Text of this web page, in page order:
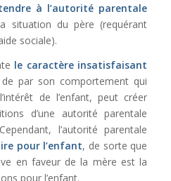
à l’autorité parentale
situation du père (requérant
sociale).
le caractère insatisfaisant
par son comportement qui
de l’enfant, peut créer
d’une autorité parentale
l’autorité parentale
pour l’enfant, de sorte que
en faveur de la mère est la
pour l’enfant.